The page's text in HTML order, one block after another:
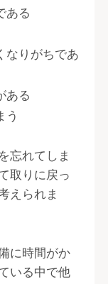
ある
なりがちであ
ある
う
忘れてしま
取りに戻っ
えられま
に時間がか
いる中で他